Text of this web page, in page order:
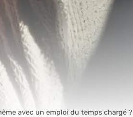
avec un emploi du temps chargé ?